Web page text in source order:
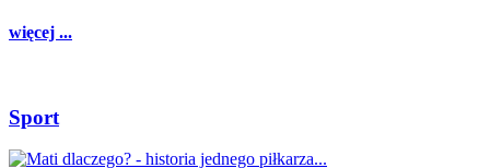
więcej ...
Sport